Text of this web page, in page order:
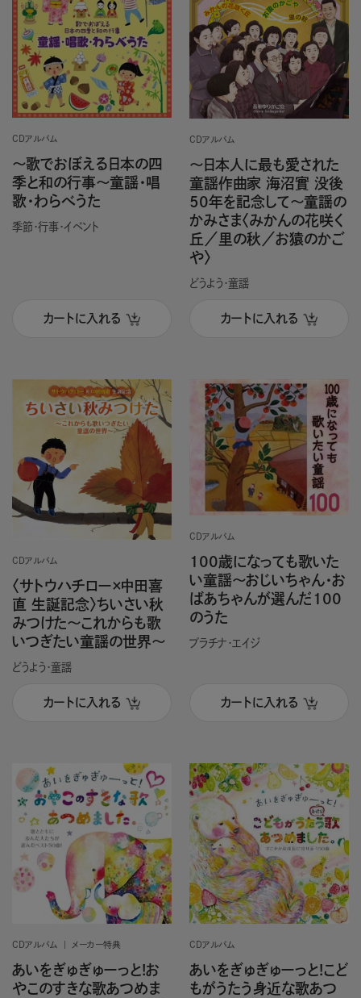
CDアルバム
～歌でおぼえる日本の四
季と和の行事～童謡・唱
歌・わらべうた
季節・行事・イベント
カートに入れる
CDアルバム
～日本人に最も愛された
童謡作曲家 海沼實 没後
50年を記念して～童謡の
かみさま〈みかんの花咲く
丘／里の秋／お猿のかご
や〉
どうよう・童謡
カートに入れる
CDアルバム
〈サトウハチロー×中田喜
直 生誕記念〉ちいさい秋
みつけた～これからも歌
いつぎたい童謡の世界～
どうよう・童謡
カートに入れる
CDアルバム
100歳になっても歌いた
い童謡～おじいちゃん・お
ばあちゃんが選んだ100
のうた
プラチナ・エイジ
カートに入れる
CDアルバム メーカー特典
あいをぎゅぎゅーっと!お
やこのすきな歌あつめま
CDアルバム
あいをぎゅぎゅーっと!こど
もがうたう身近な歌あつ